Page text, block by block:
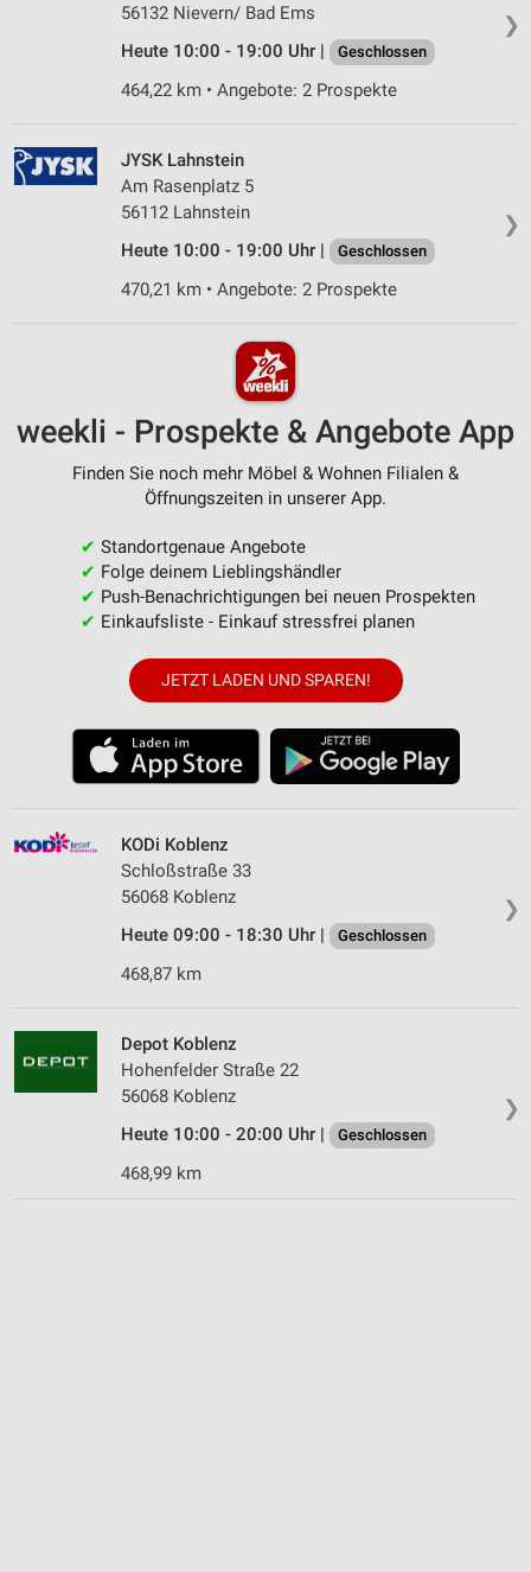
❯
56132 Nievern/ Bad Ems
Heute 10:00 - 19:00 Uhr |
Geschlossen
464,22 km • Angebote: 2 Prospekte
❯
JYSK Lahnstein
Am Rasenplatz 5
56112 Lahnstein
Heute 10:00 - 19:00 Uhr |
Geschlossen
470,21 km • Angebote: 2 Prospekte
weekli - Prospekte & Angebote App
Finden Sie noch mehr Möbel & Wohnen Filialen &
Öffnungszeiten in unserer App.
✔ Standortgenaue Angebote
✔ Folge deinem Lieblingshändler
✔ Push-Benachrichtigungen bei neuen Prospekten
✔ Einkaufsliste - Einkauf stressfrei planen
JETZT LADEN UND SPAREN!
❯
KODi Koblenz
Schloßstraße 33
56068 Koblenz
Heute 09:00 - 18:30 Uhr |
Geschlossen
468,87 km
❯
Depot Koblenz
Hohenfelder Straße 22
56068 Koblenz
Heute 10:00 - 20:00 Uhr |
Geschlossen
468,99 km